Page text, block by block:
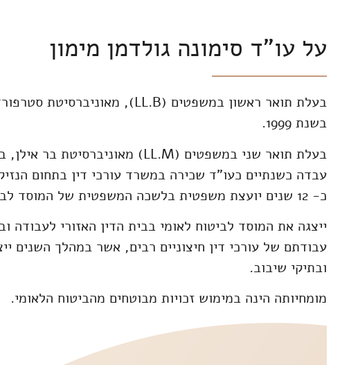
על עו"ד סימונה גולדמן מימון
בשנת 1999.
בעלת תואר שני במשפטים (LL.M) מאוניברסיטת בר אילן, במסלול גישור ויישוב סכסוכים.
עבדה כשנתיים כעו"ד שכירה במשרד עורכי דין בתחום
כ- 12 שנים יועצת משפטית בלשכה המשפטית של המוסד לביטוח לאומי מחוז דרום.
ייצגה את המוסד לביטוח לאומי בבית הדין האזורי לעבודה
עבודתם של עורכי דין חיצוניים רבים, אשר במהלך השנים
ובתיקי שיבוב.
מומחיותה הינה במימוש זכויות מבוטחים מהביטוח הלאומי.